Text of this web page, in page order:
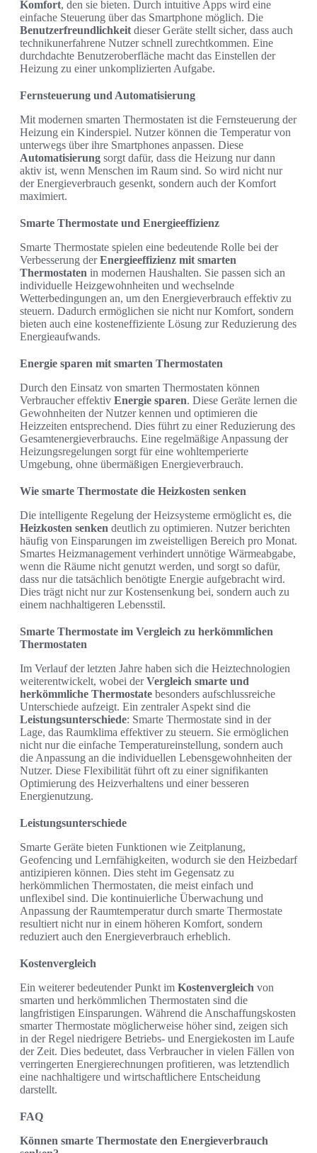
Komfort, den sie bieten. Durch intuitive Apps wird eine
einfache Steuerung über das Smartphone möglich. Die
Benutzerfreundlichkeit dieser Geräte stellt sicher, dass auch
technikunerfahrene Nutzer schnell zurechtkommen. Eine
durchdachte Benutzeroberfläche macht das Einstellen der
Heizung zu einer unkomplizierten Aufgabe.
Fernsteuerung und Automatisierung
Mit modernen smarten Thermostaten ist die Fernsteuerung der
Heizung ein Kinderspiel. Nutzer können die Temperatur von
unterwegs über ihre Smartphones anpassen. Diese
Automatisierung sorgt dafür, dass die Heizung nur dann
aktiv ist, wenn Menschen im Raum sind. So wird nicht nur
der Energieverbrauch gesenkt, sondern auch der Komfort
maximiert.
Smarte Thermostate und Energieeffizienz
Smarte Thermostate spielen eine bedeutende Rolle bei der
Verbesserung derEnergieeffizienz mit smarten
Thermostaten in modernen Haushalten. Sie passen sich an
individuelle Heizgewohnheiten und wechselnde
Wetterbedingungen an, um den Energieverbrauch effektiv zu
steuern. Dadurch ermöglichen sie nicht nur Komfort, sondern
bieten auch eine kosteneffiziente Lösung zur Reduzierung des
Energieaufwands.
Energie sparen mit smarten Thermostaten
Durch den Einsatz von smarten Thermostaten können
Verbraucher effektiv Energie sparen. Diese Geräte lernen die
Gewohnheiten der Nutzer kennen und optimieren die
Heizzeiten entsprechend. Dies führt zu einer Reduzierung des
Gesamtenergieverbrauchs. Eine regelmäßige Anpassung der
Heizungsregelungen sorgt für eine wohltemperierte
Umgebung, ohne übermäßigen Energieverbrauch.
Wie smarte Thermostate die Heizkosten senken
Die intelligente Regelung der Heizsysteme ermöglicht es, die
Heizkosten senken deutlich zu optimieren. Nutzer berichten
häufig von Einsparungen im zweistelligen Bereich pro Monat.
Smartes Heizmanagement verhindert unnötige Wärmeabgabe,
wenn die Räume nicht genutzt werden, und sorgt so dafür,
dass nur die tatsächlich benötigte Energie aufgebracht wird.
Dies trägt nicht nur zur Kostensenkung bei, sondern auch zu
einem nachhaltigeren Lebensstil.
Smarte Thermostate im Vergleich zu herkömmlichen
Thermostaten
Im Verlauf der letzten Jahre haben sich die Heiztechnologien
weiterentwickelt, wobei derVergleich smarte und
herkömmliche Thermostate besonders aufschlussreiche
Unterschiede aufzeigt. Ein zentraler Aspekt sind die
Leistungsunterschiede: Smarte Thermostate sind in der
Lage, das Raumklima effektiver zu steuern. Sie ermöglichen
nicht nur die einfache Temperatureinstellung, sondern auch
die Anpassung an die individuellen Lebensgewohnheiten der
Nutzer. Diese Flexibilität führt oft zu einer signifikanten
Optimierung des Heizverhaltens und einer besseren
Energienutzung.
Leistungsunterschiede
Smarte Geräte bieten Funktionen wie Zeitplanung,
Geofencing und Lernfähigkeiten, wodurch sie den Heizbedarf
antizipieren können. Dies steht im Gegensatz zu
herkömmlichen Thermostaten, die meist einfach und
unflexibel sind. Die kontinuierliche Überwachung und
Anpassung der Raumtemperatur durch smarte Thermostate
resultiert nicht nur in einem höheren Komfort, sondern
reduziert auch den Energieverbrauch erheblich.
Kostenvergleich
Ein weiterer bedeutender Punkt im Kostenvergleich von
smarten und herkömmlichen Thermostaten sind die
langfristigen Einsparungen. Während die Anschaffungskosten
smarter Thermostate möglicherweise höher sind, zeigen sich
in der Regel niedrigere Betriebs- und Energiekosten im Laufe
der Zeit. Dies bedeutet, dass Verbraucher in vielen Fällen von
verringerten Energierechnungen profitieren, was letztendlich
eine nachhaltigere und wirtschaftlichere Entscheidung
darstellt.
FAQ
Können smarte Thermostate den Energieverbrauch